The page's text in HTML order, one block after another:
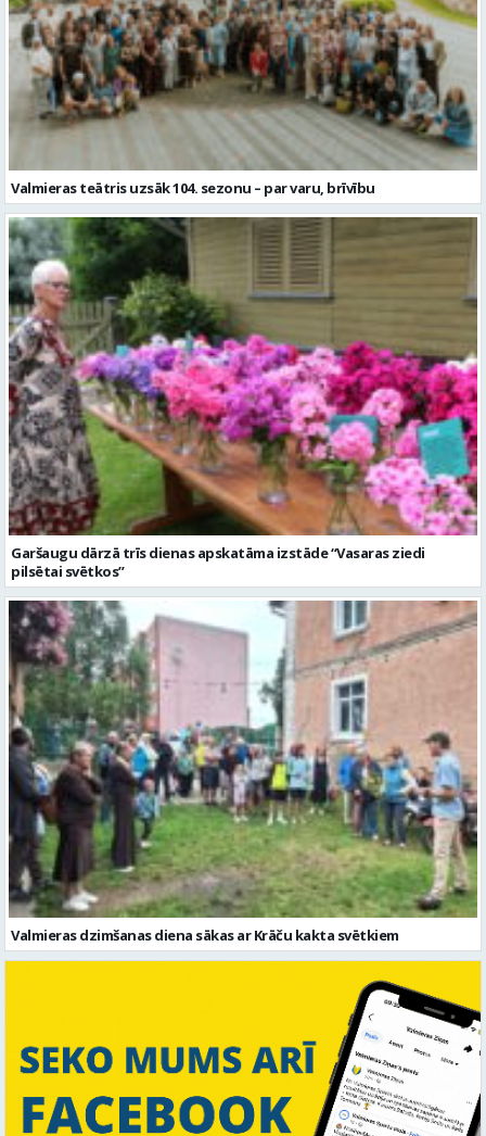
Valmieras teātris uzsāk 104. sezonu – par varu, brīvību
Garšaugu dārzā trīs dienas apskatāma izstāde “Vasaras ziedi
pilsētai svētkos”
Valmieras dzimšanas diena sākas ar Krāču kakta svētkiem